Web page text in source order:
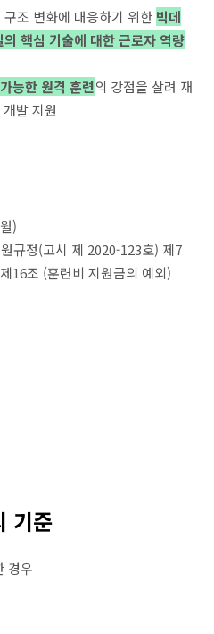
조 변화에 대응하기 위한 빅데
핵심 기술에 대한 근로자 역량
능한 원격 훈련의 강점을 살려 재
발 지원
)
규정(고시 제 2020-123호) 제7
16조 (훈련비 지원금의 예외)
기준
경우